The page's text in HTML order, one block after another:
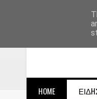
HOME